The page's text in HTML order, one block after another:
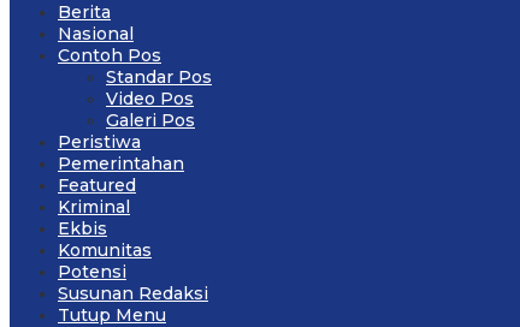
Berita
Nasional
Contoh Pos
Standar Pos
Video Pos
Galeri Pos
Peristiwa
Pemerintahan
Featured
Kriminal
Ekbis
Komunitas
Potensi
Susunan Redaksi
Tutup Menu